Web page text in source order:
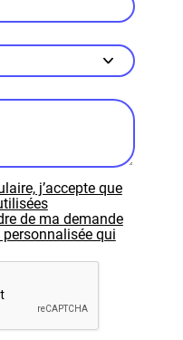
j’accepte que
de ma demande
qui